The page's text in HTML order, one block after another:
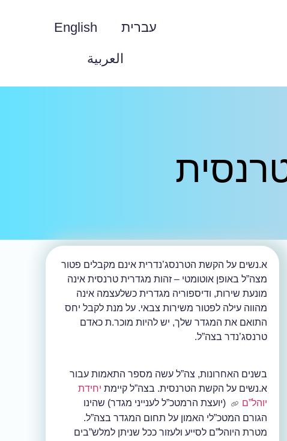
עברית English
العربية
א.נשים על הקשת הטרנסג’נדרית אינם מקבלים פטור
מצה”ל באופן אוטומטי – זהות מגדרית טרנסית אינה
מונעת שירות, ודיספוריה מגדרית כשלעצמה אינה
מהווה עילה לפטור משירות צבאי. על מנת לקבל יחס
התואם את המגדר שלך, יש להיות מוכר.ת כאדם
טרנסג’נדר בצה”ל.
בשנים האחרונות, צה”ל עשה מספר התאמות עבור
א.נשים על הקשת הטרנסית. בצה”ל קיימת יחידת
יוהל”ם
(יועצת הרמטכ”ל לענייני מגדר) שהינו
הגורם המטכ”לי האמון על תחום המגדר בצה”ל.
מטרת היוהל”ם לסייע ולעזור ככל שניתן למלש”בים